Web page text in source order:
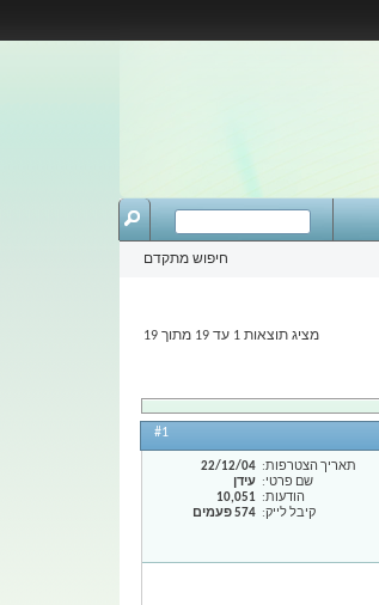
חיפוש מתקדם
מציג תוצאות 1 עד 19 מתוך 19
#1
תאריך הצטרפות
22/12/04
שם פרטי
עידן
הודעות
10,051
קיבל לייק
574 פעמים